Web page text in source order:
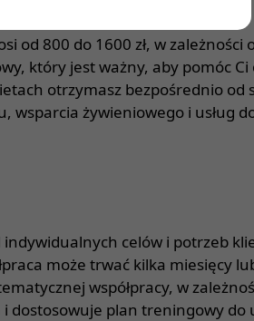
od 800 do 1600 zł, w zależności
który jest ważny, aby pomóc Ci
otrzymasz bezpośrednio od
wsparcia żywieniowego i usług
celów i potrzeb
może trwać kilka miesięcy
współpracy, w
dostosowuje plan treningowy do